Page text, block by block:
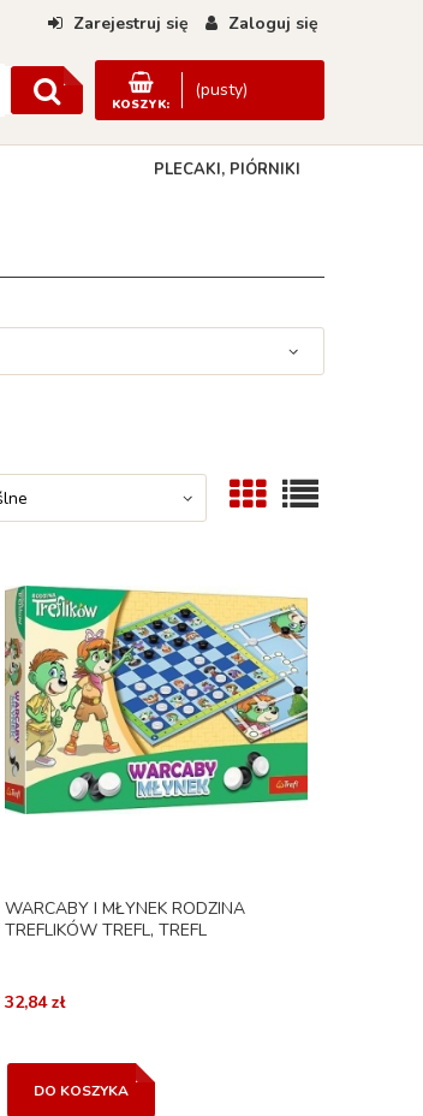
Zarejestruj się Zaloguj się
KOSZYK:
(pusty)
PLECAKI, PIÓRNIKI
WARCABY I MŁYNEK RODZINA
TREFLIKÓW TREFL, TREFL
32,84 zł
DO KOSZYKA